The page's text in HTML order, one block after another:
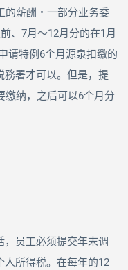
的薪酬・一部分业务委
、 7月～12月分的在1 月
请特例 6个月源泉扣缴的
務署才可以。但是，提
缴纳，之后可以6个月分
员工必须提交年末调
人所得税。在每年的12